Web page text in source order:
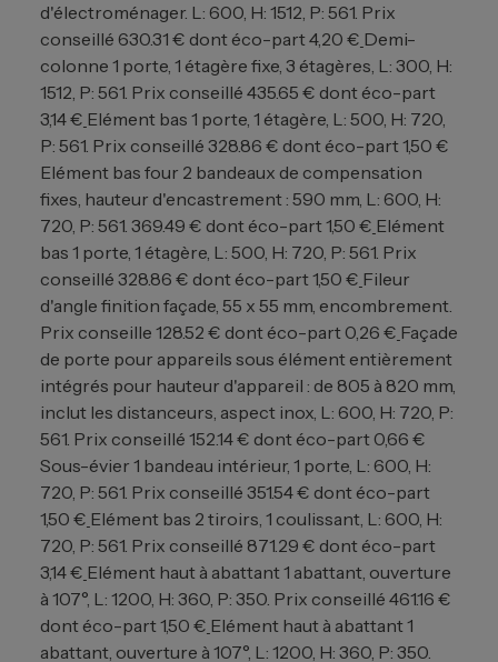
d'électroménager. L: 600, H: 1512, P: 561. Prix
conseillé 630.31 € dont éco-part 4,20 € Demi-
colonne 1 porte, 1 étagère fixe, 3 étagères, L: 300, H:
1512, P: 561. Prix conseillé 435.65 € dont éco-part
3,14 € Elément bas 1 porte, 1 étagère, L: 500, H: 720,
P: 561. Prix conseillé 328.86 € dont éco-part 1,50 €
Elément bas four 2 bandeaux de compensation
fixes, hauteur d'encastrement : 590 mm, L: 600, H:
720, P: 561. 369.49 € dont éco-part 1,50 € Elément
bas 1 porte, 1 étagère, L: 500, H: 720, P: 561. Prix
conseillé 328.86 € dont éco-part 1,50 € Fileur
d'angle finition façade, 55 x 55 mm, encombrement.
Prix conseille 128.52 € dont éco-part 0,26 € Façade
de porte pour appareils sous élément entièrement
intégrés pour hauteur d'appareil : de 805 à 820 mm,
inclut les distanceurs, aspect inox, L: 600, H: 720, P:
561. Prix conseillé 152.14 € dont éco-part 0,66 €
Sous-évier 1 bandeau intérieur, 1 porte, L: 600, H:
720, P: 561. Prix conseillé 351.54 € dont éco-part
1,50 € Elément bas 2 tiroirs, 1 coulissant, L: 600, H:
720, P: 561. Prix conseillé 871.29 € dont éco-part
3,14 € Elément haut à abattant 1 abattant, ouverture
à 107°, L: 1200, H: 360, P: 350. Prix conseillé 461.16 €
dont éco-part 1,50 € Elément haut à abattant 1
abattant, ouverture à 107°, L: 1200, H: 360, P: 350.